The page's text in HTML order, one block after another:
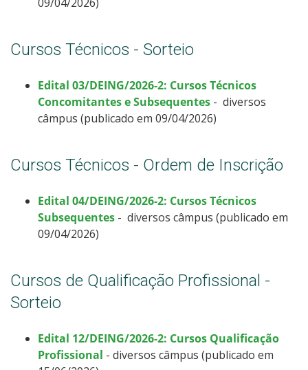
Cursos Técnicos - Sorteio
Edital 03/DEING/2026-2: Cursos Técnicos
Concomitantes e Subsequentes - diversos
câmpus (publicado em 09/04/2026)
Cursos Técnicos - Ordem de Inscrição
Edital 04/DEING/2026-2: Cursos Técnicos
Subsequentes - diversos câmpus (publicado em
09/04/2026)
Cursos de Qualificação Profissional -
Sorteio
Edital 12/DEING/2026-2: Cursos Qualificação
Profissional - diversos câmpus (publicado em